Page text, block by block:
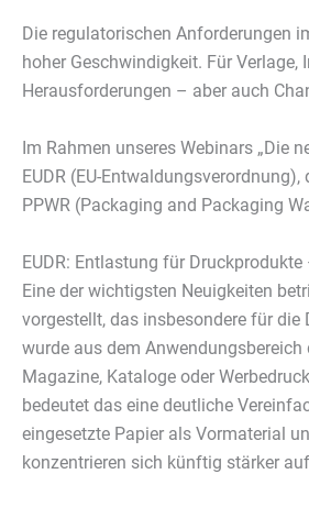
Die regulatorischen Anforderungen
hoher Geschwindigkeit. Für
Herausforderungen – aber auch
Im Rahmen unseres Webinars „Die
EUDR (EU-
PPWR (Packaging and Packaging
EUDR: Entlastung für
Eine der wichtigsten Neuigkeiten
vorgestellt, das insbesondere für die
wurde aus dem
Magazine, Kataloge oder
bedeutet das eine deutliche
eingesetzte Papier als Vormaterial
konzentrieren sich künftig stärker